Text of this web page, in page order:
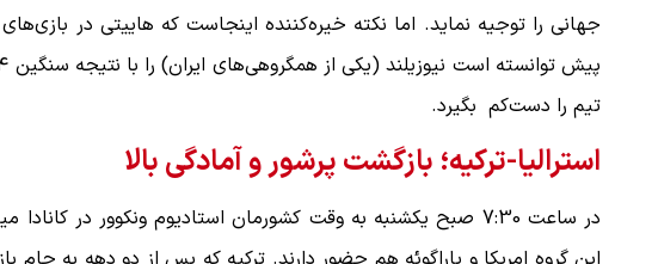
جهانی را توجیه نماید. اما نکته خیره‌‌کننده اینجاست که هاییتی در
تیم را دست‌کم بگیرد.
استرالیا-ترکیه؛ بازگشت پرشور و آمادگی بالا
۱۷ مرداد ۱۴۰۵